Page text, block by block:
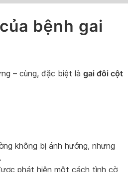
bệnh gai
– cùng, đặc biệt là gai đôi cột
không bị ảnh hưởng, nhưng
phát hiện một cách tình cờ